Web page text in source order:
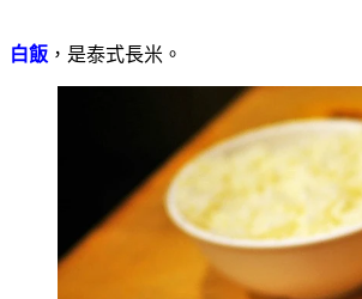
白飯 ，是泰式長米。